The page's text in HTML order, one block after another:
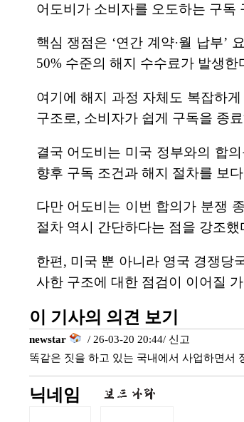
어도비가 소비자를 오도하는 구독
핵심 쟁점은 ‘연간 계약·월 납부’
50% 수준의 해지 수수료가 발생
여기에 해지 과정 자체도 복잡하
구조로, 소비자가 쉽게 구독을 종
결국 어도비는 미국 정부와의 합
향후 구독 조건과 해지 절차를 보
다만 어도비는 이번 합의가 분쟁
절차 역시 간단하다는 점을 강조했
한편, 미국 뿐 아니라 영국 경쟁당
사한 구조에 대한 점검이 이어질
이 기사의 의견 보기
newstar / 26-03-20 20:44/ 신고
똑같은 짓을 하고 있는 국내에서 사업하면서
닉네임